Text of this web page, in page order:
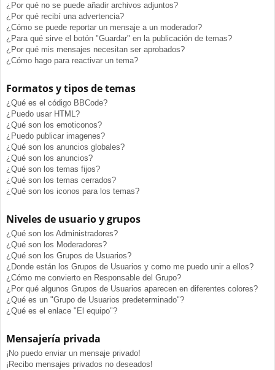
¿Por qué no se puede añadir archivos adjuntos?
¿Por qué recibí una advertencia?
¿Cómo se puede reportar un mensaje a un moderador?
¿Para qué sirve el botón "Guardar" en la publicación de temas?
¿Por qué mis mensajes necesitan ser aprobados?
¿Cómo hago para reactivar un tema?
Formatos y tipos de temas
¿Qué es el código BBCode?
¿Puedo usar HTML?
¿Qué son los emoticonos?
¿Puedo publicar imagenes?
¿Qué son los anuncios globales?
¿Qué son los anuncios?
¿Qué son los temas fijos?
¿Qué son los temas cerrados?
¿Qué son los iconos para los temas?
Niveles de usuario y grupos
¿Qué son los Administradores?
¿Qué son los Moderadores?
¿Qué son los Grupos de Usuarios?
¿Donde están los Grupos de Usuarios y como me puedo unir a ellos?
¿Cómo me convierto en Responsable del Grupo?
¿Por qué algunos Grupos de Usuarios aparecen en diferentes colores?
¿Qué es un "Grupo de Usuarios predeterminado"?
¿Qué es el enlace "El equipo"?
Mensajería privada
¡No puedo enviar un mensaje privado!
¡Recibo mensajes privados no deseados!